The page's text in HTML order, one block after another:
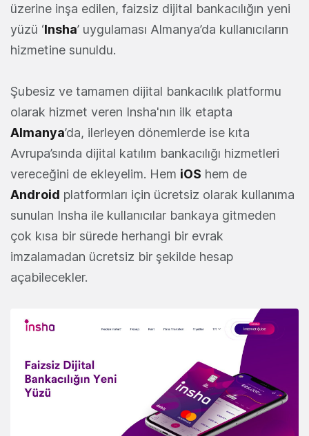
üzerine inşa edilen, faizsiz dijital bankacılığın yeni
yüzü ‘Insha’ uygulaması Almanya’da kullanıcıların
hizmetine sunuldu.
Şubesiz ve tamamen dijital bankacılık platformu
olarak hizmet veren Insha'nın ilk etapta
Almanya’da, ilerleyen dönemlerde ise kıta
Avrupa’sında dijital katılım bankacılığı hizmetleri
vereceğini de ekleyelim. Hem iOS hem de
Android platformları için ücretsiz olarak kullanıma
sunulan Insha ile kullanıcılar bankaya gitmeden
çok kısa bir sürede herhangi bir evrak
imzalamadan ücretsiz bir şekilde hesap
açabilecekler.